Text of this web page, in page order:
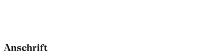
Anschrift